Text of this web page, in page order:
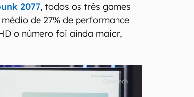
2077, todos os três games
de 27% de performance
o número foi ainda maior,